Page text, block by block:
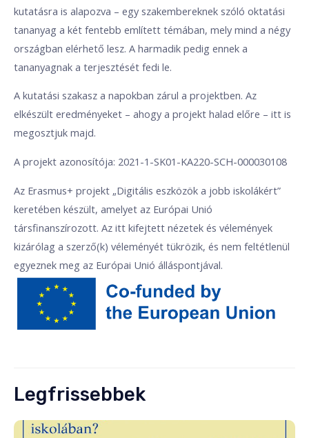
kutatásra is alapozva – egy szakembereknek szóló oktatási
tananyag a két fentebb említett témában, mely mind a négy
országban elérhető lesz. A harmadik pedig ennek a
tananyagnak a terjesztését fedi le.
A kutatási szakasz a napokban zárul a projektben. Az
elkészült eredményeket – ahogy a projekt halad előre – itt is
megosztjuk majd.
A projekt azonosítója: 2021-1-SK01-KA220-SCH-000030108
Az Erasmus+ projekt „Digitális eszközök a jobb iskolákért”
keretében készült, amelyet az Európai Unió
társfinanszírozott. Az itt kifejtett nézetek és vélemények
kizárólag a szerző(k) véleményét tükrözik, és nem feltétlenül
egyeznek meg az Európai Unió álláspontjával.
Legfrissebbek